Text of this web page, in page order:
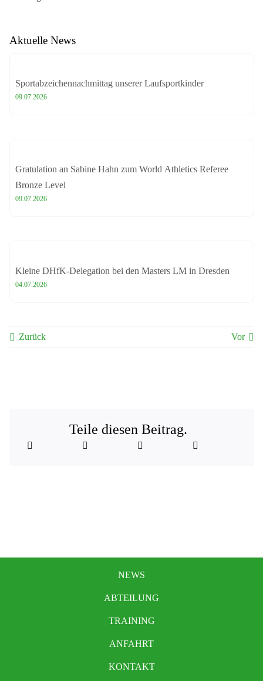
Aktuelle News
Sportabzeichennachmittag unserer Laufsportkinder
09.07.2026
Gratulation an Sabine Hahn zum World Athletics Referee
Bronze Level
09.07.2026
Kleine DHfK-Delegation bei den Masters LM in Dresden
04.07.2026
Zurück Vor
Teile diesen Beitrag.
NEWS
ABTEILUNG
TRAINING
ANFAHRT
KONTAKT